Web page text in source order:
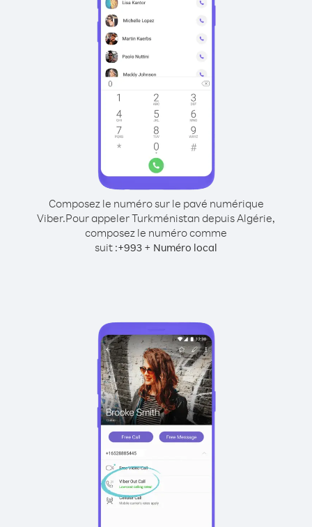
Composez le numéro sur le pavé numérique
Viber.Pour appeler Turkménistan depuis Algérie,
composez le numéro comme
suit :+993 + Numéro local